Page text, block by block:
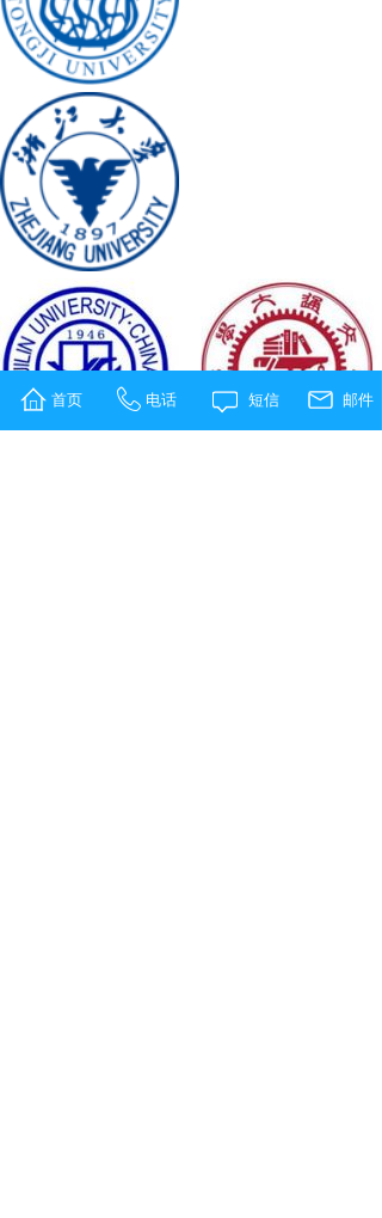
首页 电话 短信 邮件